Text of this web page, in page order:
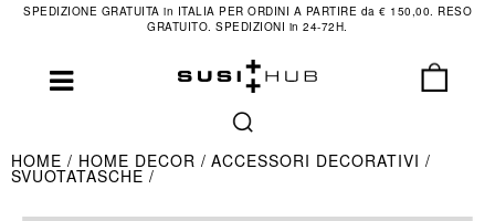
SPEDIZIONE GRATUITA in ITALIA PER ORDINI A PARTIRE da € 150,00. RESO
GRATUITO. SPEDIZIONI in 24-72H.
HOME HOME DECOR ACCESSORI DECORATIVI
SVUOTATASCHE